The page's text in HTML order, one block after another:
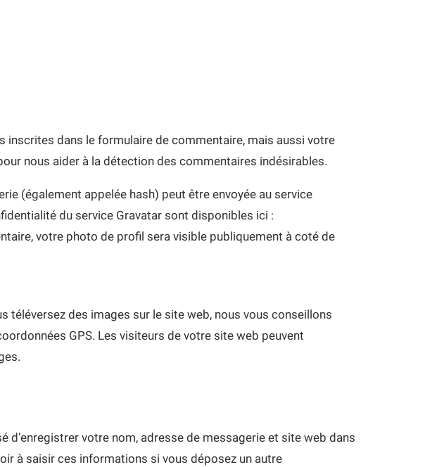
inscrites dans le formulaire de commentaire, mais aussi votre
nous aider à la détection des commentaires indésirables.
(également appelée hash) peut être envoyée au service
du service Gravatar sont disponibles ici :
votre photo de profil sera visible publiquement à coté de
téléversez des images sur le site web, nous vous conseillons
GPS. Les visiteurs de votre site web peuvent
votre nom, adresse de messagerie et site web dans
à saisir ces informations si vous déposez un autre